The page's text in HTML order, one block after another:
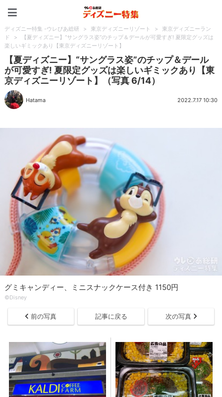
ディズニー特集 -ウレぴあ総研 > 東京ディズニーリゾート >
東京ディズニーラン
ド
>
【夏ディズニー】“サングラス姿”のチップ＆デールが可愛すぎ! 夏限定グッズは
楽しいギミックあり【東京ディズニーリゾート】
【夏ディズニー】“サングラス姿”のチップ＆デール
が可愛すぎ! 夏限定グッズは楽しいギミックあり【東
京ディズニーリゾート】（写真 6/14）
Hatama 2022.7.17 10:30
グミキャンディー、ミニスナックケース付き 1150円
©Disney
前の写真 記事に戻る 次の写真